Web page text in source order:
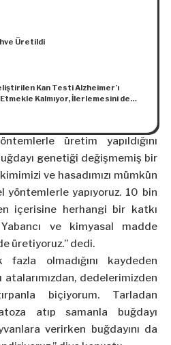
Üretildi
Kan Testi Alzheimer’ı
Kalmıyor, İlerlemesini de
üretim yapıldığını
genetiği değişmemiş bir
ve hasadımızı mümkün
yöntemlerle yapıyoruz. 10 bin
içerisine herhangi bir katkı
ve kimyasal madde
üretiyoruz.” dedi.
olmadığını kaydeden
atalarımızdan, dedelerimizden
biçiyorum. Tarladan
atıp samanla buğdayı
verirken buğdayını da